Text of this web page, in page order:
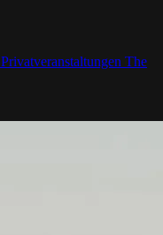
Privatveranstaltungen The